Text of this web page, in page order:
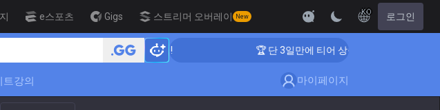
e스포츠 Gigs 스트리머 오버레이 New
KO 로그인
🏆 단 3일만에 티어 상승 하는 방법! 🏆 단 3일만에 티어 상승 하는 방법!
트강의 마이페이지